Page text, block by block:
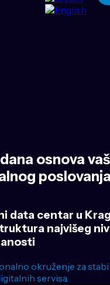
osnova
poslovanja
data centar u
najvišeg
okruženje za
servisa.